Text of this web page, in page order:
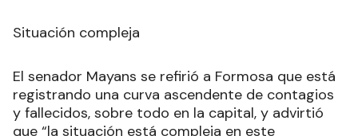
Situación compleja
El senador Mayans se refirió a Formosa que está
registrando una curva ascendente de contagios
y fallecidos, sobre todo en la capital, y advirtió
que “la situación está compleja en este